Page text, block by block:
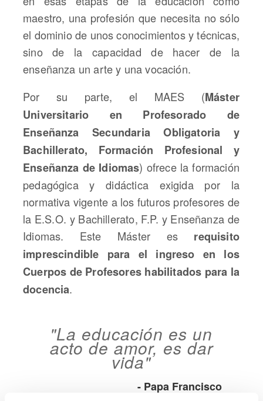
maestro, una profesión que necesita no sólo
el dominio de unos conocimientos y técnicas,
sino de la capacidad de hacer de la
enseñanza un arte y una vocación.
Por su parte, el MAES (Máster
Universitario en Profesorado de
Enseñanza Secundaria Obligatoria y
Bachillerato, Formación Profesional y
Enseñanza de Idiomas) ofrece la formación
pedagógica y didáctica exigida por la
normativa vigente a los futuros profesores de
la E.S.O. y Bachillerato, F.P. y Enseñanza de
Idiomas. Este Máster es requisito
imprescindible para el ingreso en los
Cuerpos de Profesores habilitados para la
docencia.
"La educación es un
acto de amor, es dar
vida"
- Papa Francisco